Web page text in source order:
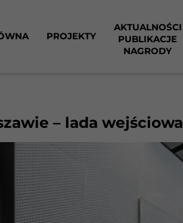
PROJEKTY
AKTUALNOŚCI
PUBLIKACJE
NAGRODY
– lada wejściowa